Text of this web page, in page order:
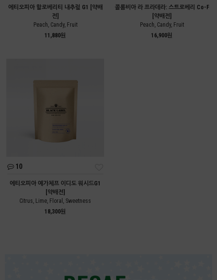
에티오피아 할로베리티 내추럴 G1 [약배
전]
Peach, Candy, Fruit
11,880원
콜롬비아 라 프라데라: 스트로베리 Co-F
[약배전]
Peach, Candy, Fruit
16,900원
10
에티오피아 예가체프 이디도 워시드G1
[약배전]
Citrus, Lime, Floral, Sweetness
18,300원